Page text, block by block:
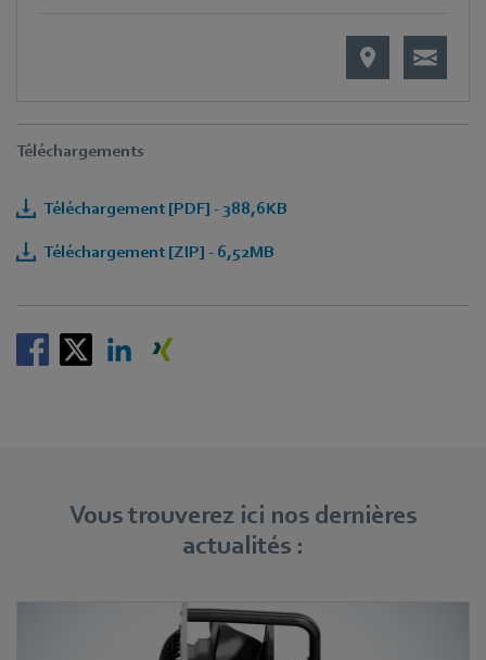
Téléchargements
Téléchargement [PDF] - 388,6KB
Téléchargement [ZIP] - 6,52MB
Vous trouverez ici nos dernières
actualités :